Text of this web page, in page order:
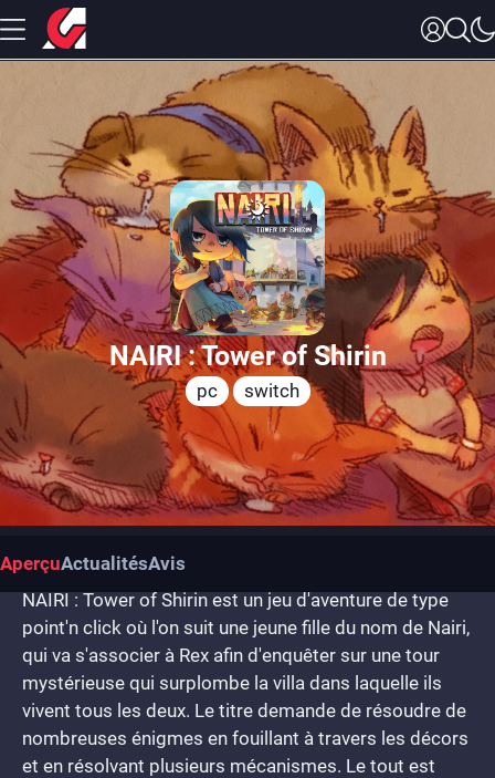
NAIRI : Tower of Shirin
pc switch
AperçuActualitésAvis
NAIRI : Tower of Shirin est un jeu d'aventure de type
point'n click où l'on suit une jeune fille du nom de Nairi,
qui va s'associer à Rex afin d'enquêter sur une tour
mystérieuse qui surplombe la villa dans laquelle ils
vivent tous les deux. Le titre demande de résoudre de
nombreuses énigmes en fouillant à travers les décors
et en résolvant plusieurs mécanismes. Le tout est